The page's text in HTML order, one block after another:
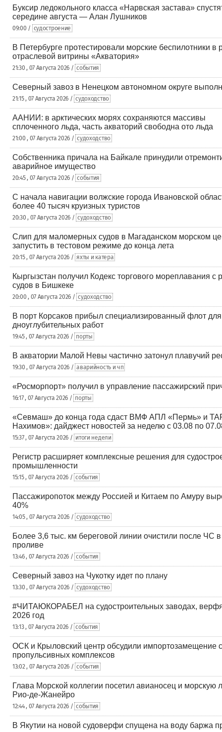
Буксир ледокольного класса «Нарвская застава»
середине августа — Алан Лушников
09:00 / судостроение
В Петербурге протестировали морские беспилотники в
отраслевой витрины «Акватория»
21:30 , 07 Августа 2026 / события
Северный завоз в Ненецком автономном округе
21:15 , 07 Августа 2026 / судоходство
ААНИИ: в арктических морях сохраняются массивы
сплоченного льда, часть акваторий свободна ото льда
21:00 , 07 Августа 2026 / судоходство
Собственника причала на Байкале принудили
аварийное имущество
20:45 , 07 Августа 2026 / события
С начала навигации волжские города Ивановской
более 40 тысяч круизных туристов
20:30 , 07 Августа 2026 / судоходство
Слип для маломерных судов в Магаданском морском
запустить в тестовом режиме до конца лета
20:15 , 07 Августа 2026 / яхты и катера
Кыргызстан получил Кодекс торгового мореплавания с
судов в Бишкеке
20:00 , 07 Августа 2026 / судоходство
В порт Корсаков прибыл специализированный флот
дноуглубительных работ
19:45 , 07 Августа 2026 / порты
В акватории Малой Невы частично затонул плавучий
19:30 , 07 Августа 2026 / аварийность и чп
«Росморпорт» получил в управление пассажирский
16:17 , 07 Августа 2026 / порты
«Севмаш» до конца года сдаст ВМФ АПЛ «Пермь» и
Нахимов»: дайджест новостей за неделю с 03.08 по
15:37 , 07 Августа 2026 / итоги недели
Регистр расширяет комплексные решения для
промышленности
15:15 , 07 Августа 2026 / события
Пассажиропоток между Россией и Китаем по Амуру
40%
14:05 , 07 Августа 2026 / судоходство
Более 3,6 тыс. км береговой линии очистили после ЧС
проливе
13:46 , 07 Августа 2026 / события
Северный завоз на Чукотку идет по плану
13:30 , 07 Августа 2026 / судоходство
#ЧИТАЮКОРАБЕЛ на судостроительных заводах,
2026 год
13:13 , 07 Августа 2026 / события
ОСК и Крыловский центр обсудили импортозамещение
пропульсивных комплексов
13:02 , 07 Августа 2026 / события
Глава Морской коллегии посетил авианосец и морскую
Рио-де-Жанейро
12:44 , 07 Августа 2026 / события
В Якутии на новой судоверфи спущена на воду баржа